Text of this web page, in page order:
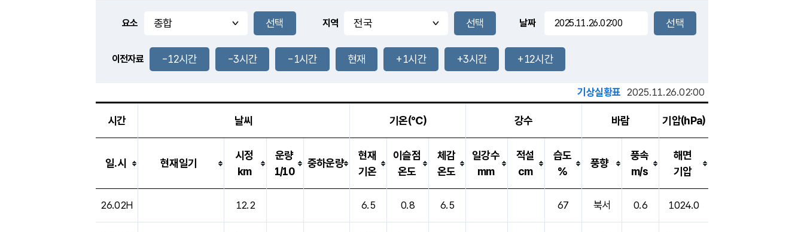
풍도
2.2m/s -mm
-mm
장호원
34.7
℃
-
36.6℃
2.2m/s
-mm
-mm
요소 지역 날짜
이전자료 -12시간 -3시간 -1시간 현재 +1시간 +3시간 +12시간
기상실황표 2025.11.26.02:00
시간 날씨 기온(℃) 강수 바람 기압(hPa)
일.시 현재일기
시정
km
운량
1/10
중하운량
현재
기온
이슬점
온도
체감
온도
일강수
mm
적설
cm
습도
%
풍향
풍속
m/s
해면
기압
26.02H 12.2 6.5 0.8 6.5 67 북서 0.6 1024.0